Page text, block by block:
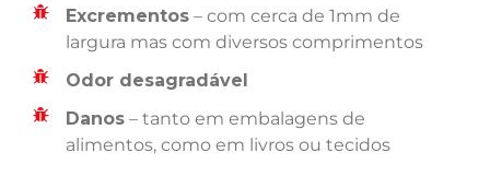
Excrementos – com cerca de 1mm de
largura mas com diversos comprimentos
Odor desagradável
Danos – tanto em embalagens de
alimentos, como em livros ou tecidos